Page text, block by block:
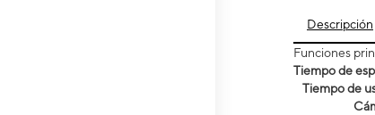
Descripción
Funciones
Tiempo de
Tiempo de